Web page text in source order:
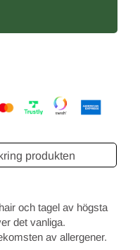
produkten
och tagel av högsta
det vanliga.
av allergener.